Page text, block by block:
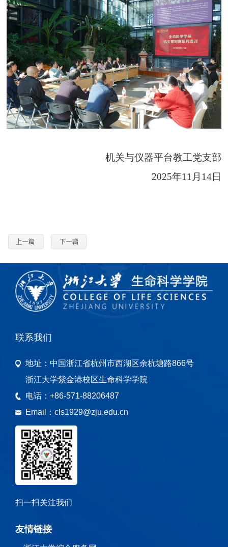
机关与仪器平台教工党支部
2025年11 月 14日
联系我们
地址： 中国浙江省杭州市西湖区余杭塘路866号
浙江大学紫金港校区生命科学学院
电话： +86-571-88206487
Email： cls1929@zju.edu.cn
扫一扫关注我们
友情链接